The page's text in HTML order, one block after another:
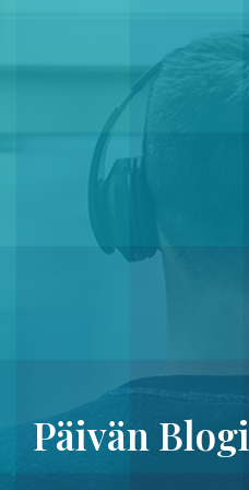
Päivän Blogi